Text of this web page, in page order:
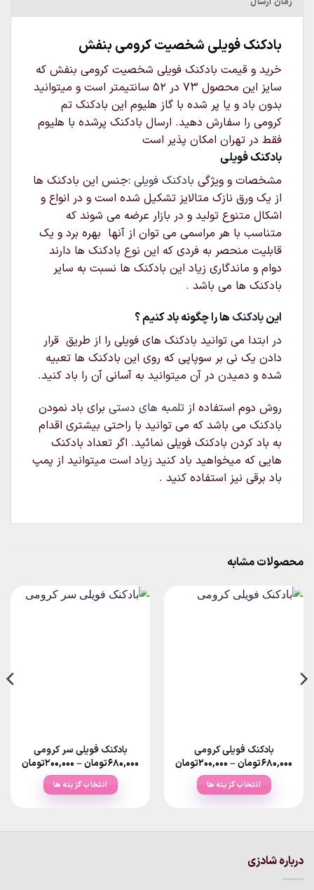
بادکنک فویلی شخصیت کرومی بنفش
خرید و قیمت بادکنک فویلی شخصیت کرومی بنفش که
سایز این محصول 73 در 52 سانتیمتر است و میتوانید
بدون باد و یا پر شده با گاز هلیوم این بادکنک تم
کرومی را سفارش دهید. ارسال بادکنک پرشده با هلیوم
فقط در تهران امکان پذیر است
بادکنک فویلی
مشخصات و ویژگی بادکنک فویلی :جنس این بادکنک ها
از یک ورق نازک متالایز تشکیل شده است و در انواع و
اشکال متنوع تولید و در بازار عرضه می شوند که
متناسب با هر مراسمی می توان از آنها بهره برد و یک
قابلیت منحصر به فردی که این نوع بادکنک ها دارند
دوام و ماندگاری زیاد این بادکنک ها نسبت به سایر
بادکنک ها می باشد .
اینبادکنک ها را چگونه باد کنیم ؟
در ابتدا می توانید بادکنک های فویلی را از طریق قرار
دادن یک نی بر سوپاپی که روی این بادکنک ها تعبیه
شده و دمیدن در آن میتوانید به آسانی آن را باد کنید.
روش دوم استفاده از تلمبه های دستی برای باد نمودن
بادکنک می باشد که می توانید با راحتی بیشتری اقدام
به باد کردن بادکنک فویلی نمائید. اگر تعداد بادکنک
هایی که میخواهید باد کنید زیاد است میتوانید از پمپ
باد برقی نیز استفاده کنید .
محصولات مشابه
بادکنک فویلی کرومی
۶۸۰,۰۰۰تومان–۲۰۰,۰۰۰تومانPrice
انتخاب گزینه ها
بادکنک فویلی سر کرومی
۶۸۰,۰۰۰تومان–۲۰۰,۰۰۰تومان
انتخاب گزینه ها
درباره شادزی